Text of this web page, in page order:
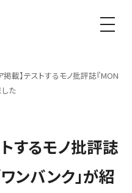
メニュ
掲載】テストするモノ批評誌『MON
た
トするモノ批評誌
ワンバンク」が紹